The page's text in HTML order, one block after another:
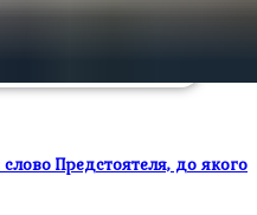
Предстоятеля, до якого